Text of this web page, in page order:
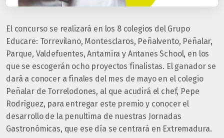
El concurso se realizará en los 8 colegios del Grupo
Educare: Torrevilano, Montesclaros, Peñalvento, Peñalar,
Parque, Valdefuentes, Antamira y Antanes School, en los
que se escogerán ocho proyectos finalistas. El ganador se
dará a conocer a finales del mes de mayo en el colegio
Peñalar de Torrelodones, al que acudirá el chef, Pepe
Rodríguez, para entregar este premio y conocer el
desarrollo de la penultima de nuestras Jornadas
Gastronómicas, que ese día se centrará en Extremadura.